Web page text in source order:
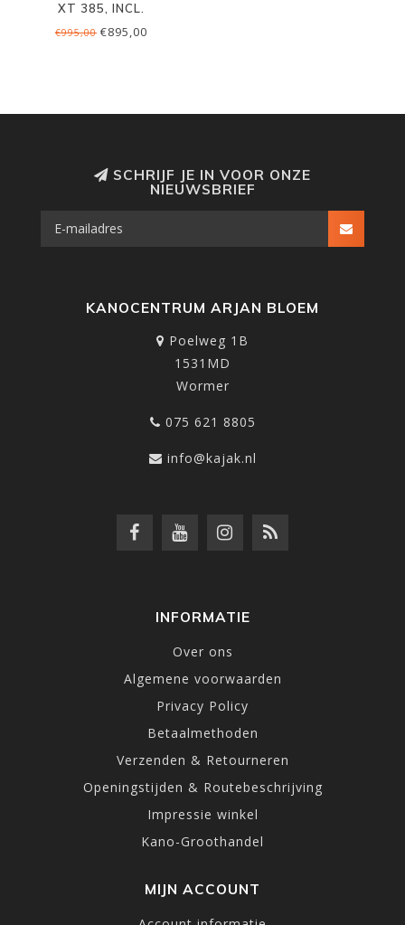
XT 385, INCL.
ZIT/RUGSTEUNEN
€995,00 €895,00
SCHRIJF JE IN VOOR ONZE
NIEUWSBRIEF
KANOCENTRUM ARJAN BLOEM
Poelweg 1B
1531MD
Wormer
075 621 8805
info@kajak.nl
INFORMATIE
Over ons
Algemene voorwaarden
Privacy Policy
Betaalmethoden
Verzenden & Retourneren
Openingstijden & Routebeschrijving
Impressie winkel
Kano-Groothandel
MIJN ACCOUNT